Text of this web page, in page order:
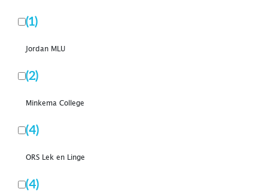
(1)
Jordan MLU
(2)
Minkema College
(4)
ORS Lek en Linge
(4)